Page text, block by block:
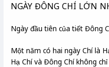
NGÀY ĐÔNG CHÍ LỚN
Ngày đầu tiên của tiết Đông
Một năm có hai ngày Chí là
Hạ Chí và Đông Chí không